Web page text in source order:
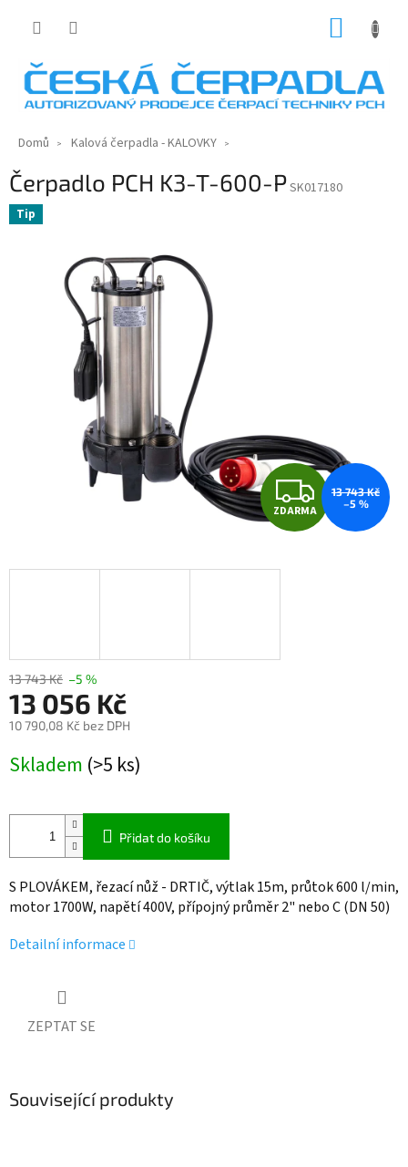
Domů Kalová čerpadla - KALOVKY
Čerpadlo PCH K3-T-600-PSK017180
Tip
Z
D
ZDARMA
13 743 Kč
–5 %
13 743 Kč –5 %
13 056 Kč
10 790,08 Kč bez DPH
cena:
Skladem (>5 ks)
Přidat do košíku
S PLOVÁKEM, řezací nůž - DRTIČ, výtlak 15m, průtok 600 l/min,
motor 1700W, napětí 400V, přípojný průměr 2" nebo C (DN 50)
Detailní informace
ZEPTAT SE
Související produkty